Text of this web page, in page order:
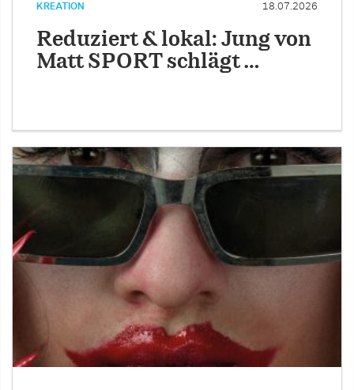
KREATION 18.07.2026
Reduziert & lokal: Jung von
Matt SPORT schlägt …